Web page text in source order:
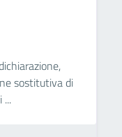
sostitutiva di